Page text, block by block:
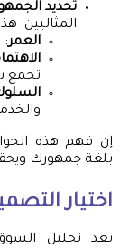
تحديد
المثاليين.
العمر:
تجمع
إن فهم هذه
بلغة جمهورك
اختيار
بعد تحليل